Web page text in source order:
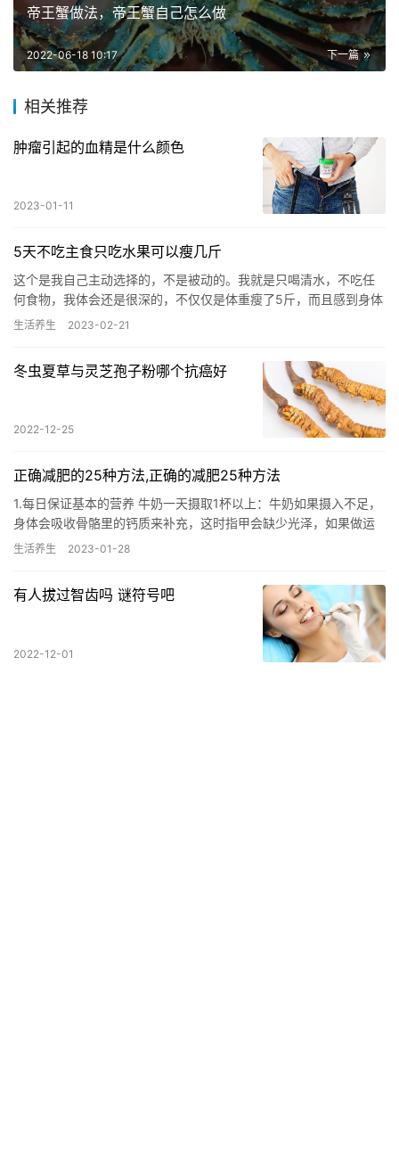
帝王蟹做法，帝王蟹自己怎么做
下一篇
2022-06-18 10:17
相关推荐
肿瘤引起的血精是什么颜色
2023-01-11
5天不吃主食只吃水果可以瘦几斤
这个是我自己主动选择的，不是被动的。我就是只喝清水，不吃任
何食物，我体会还是很深的，不仅仅是体重瘦了5斤，而且感到身体
更轻盈了，更健康了，是一段难忘的经历和体验。 并不是让大家去
生活养生 2023-02-21
冬虫夏草与灵芝孢子粉哪个抗癌好
2022-12-25
正确减肥的25种方法,正确的减肥25种方法
1.每日保证基本的营养 牛奶一天摄取1杯以上：牛奶如果摄入不足，
身体会吸收骨骼里的钙质来补充，这时指甲会缺少光泽，如果做运
动，还容易受伤。 鸡蛋每天一个：新鲜的鸡蛋中含有小鸡孵化前…
生活养生 2023-01-28
有人拔过智齿吗 谜符号吧
2022-12-01